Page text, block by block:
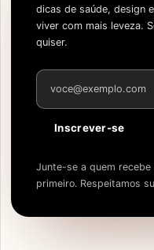
dicas de saúde, design
viver com mais leveza.
quiser.
Endereço de e-mail
Inscrever-se
Junte-se a quem recebe
primeiro. Respeitamos